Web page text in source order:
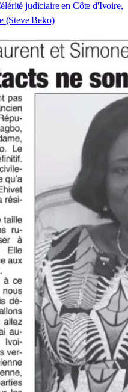
judiciaire en Côte d'Ivoire,
(Steve Beko)